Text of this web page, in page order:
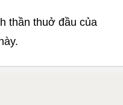
thần thuở đầu của